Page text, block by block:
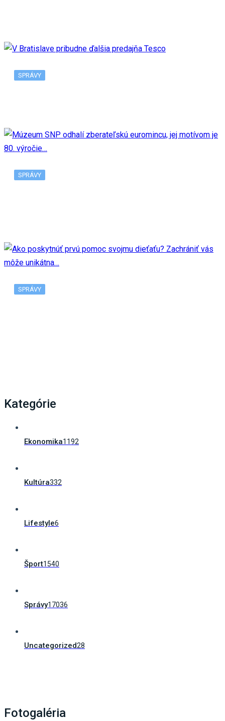
SPRÁVY
SPRÁVY
SPRÁVY
Kategórie
Ekonomika1192
Kultúra332
Lifestyle6
Šport1540
Správy17036
Uncategorized28
Fotogaléria